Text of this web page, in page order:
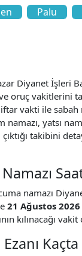
Diyanet İşleri
ve oruç vakitlerini
vakti ile sabah
namazı, yatsı
çıktığı takibini
namazı
21 Ağustos
kılınacağı
Ezanı
Palu